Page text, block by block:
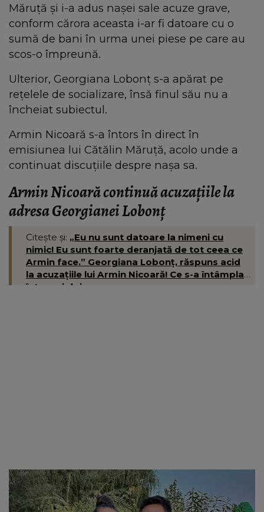
Măruță și i-a adus nașei sale acuze grave,
conform cărora aceasta i-ar fi datoare cu o
sumă de bani în urma unei piese pe care au
scos-o împreună.
Ulterior, Georgiana Lobonț s-a apărat pe
rețelele de socializare, însă finul său nu a
încheiat subiectul.
Armin Nicoară s-a întors în direct în
emisiunea lui Cătălin Măruță, acolo unde a
continuat discuțiile despre nașa sa.
Armin Nicoară continuă acuzațiile la
adresa Georgianei Lobonț
Citește și: „Eu nu sunt datoare la nimeni cu
nimic! Eu sunt foarte deranjată de tot ceea ce
Armin face.” Georgiana Lobonț, răspuns acid
la acuzațiile lui Armin Nicoară! Ce s-a întâmplat
între cei doi